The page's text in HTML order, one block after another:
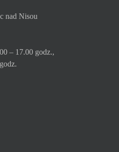
nad Nisou
– 17.00 godz.,